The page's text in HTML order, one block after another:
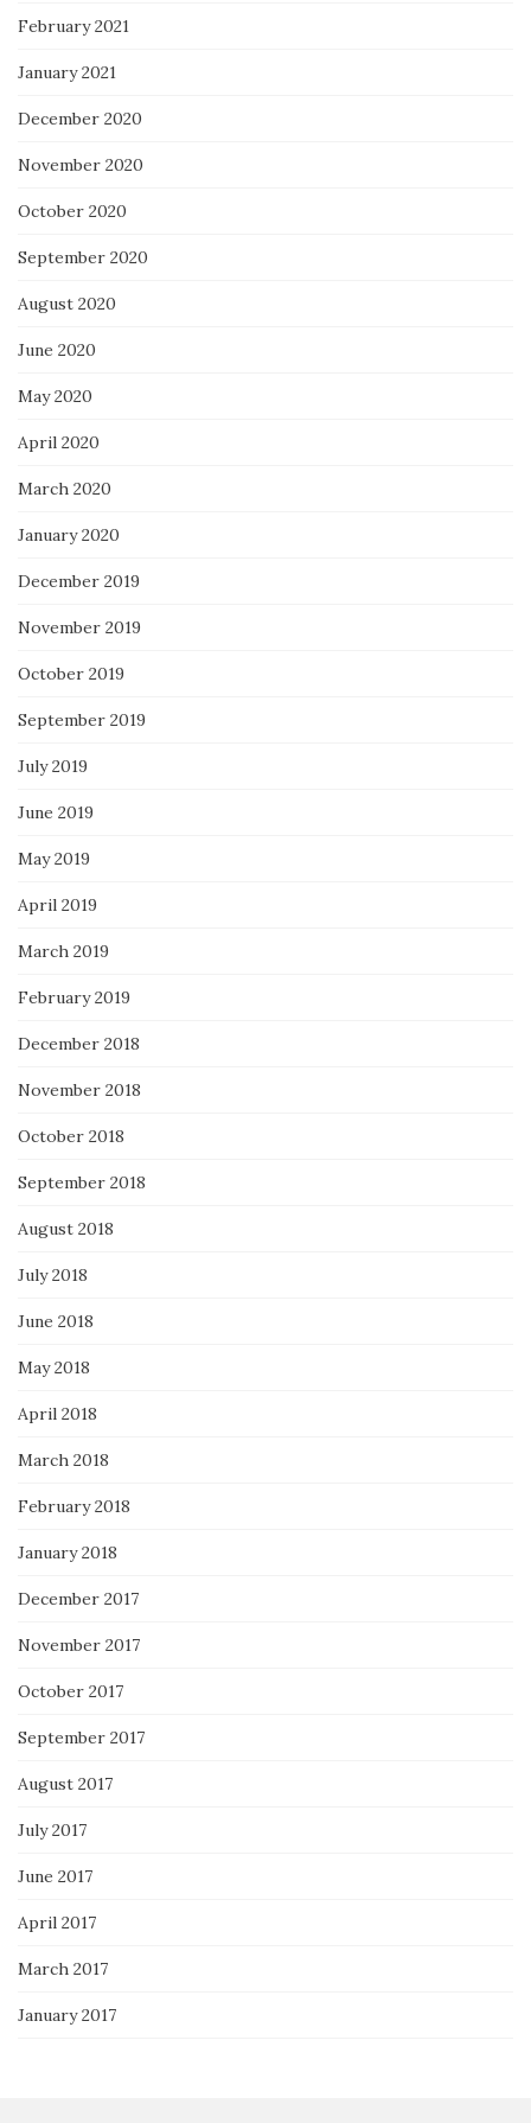
February 2021
January 2021
December 2020
November 2020
October 2020
September 2020
August 2020
June 2020
May 2020
April 2020
March 2020
January 2020
December 2019
November 2019
October 2019
September 2019
July 2019
June 2019
May 2019
April 2019
March 2019
February 2019
December 2018
November 2018
October 2018
September 2018
August 2018
July 2018
June 2018
May 2018
April 2018
March 2018
February 2018
January 2018
December 2017
November 2017
October 2017
September 2017
August 2017
July 2017
June 2017
April 2017
March 2017
January 2017